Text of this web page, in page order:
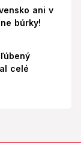
ani v
búrky!
celé